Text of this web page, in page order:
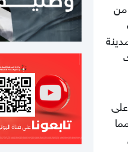
من
10:21 مساءاً
ملف طبي ناقص
التماس للسماح
حسام أبو صفية
04:35 مساءاً
مصادر صحفية
المتبادلة بين
03:48 مساءاً